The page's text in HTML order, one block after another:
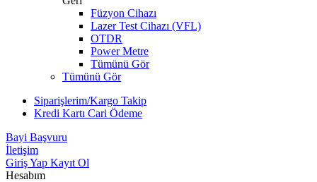
Füzyon Cihazı
Lazer Test Cihazı (VFL)
OTDR
Power Metre
Tümünü Gör
Tümünü Gör
Siparişlerim/Kargo Takip
Kredi Kartı Cari Ödeme
Bayi Başvuru
İletişim
Giriş Yap Kayıt Ol
Hesabım